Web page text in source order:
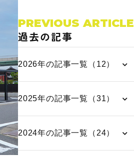
PREVIOUS ARTICLE
過去の記事
2026年の記事一覧（12）
2025年の記事一覧（31）
2024年の記事一覧（24）